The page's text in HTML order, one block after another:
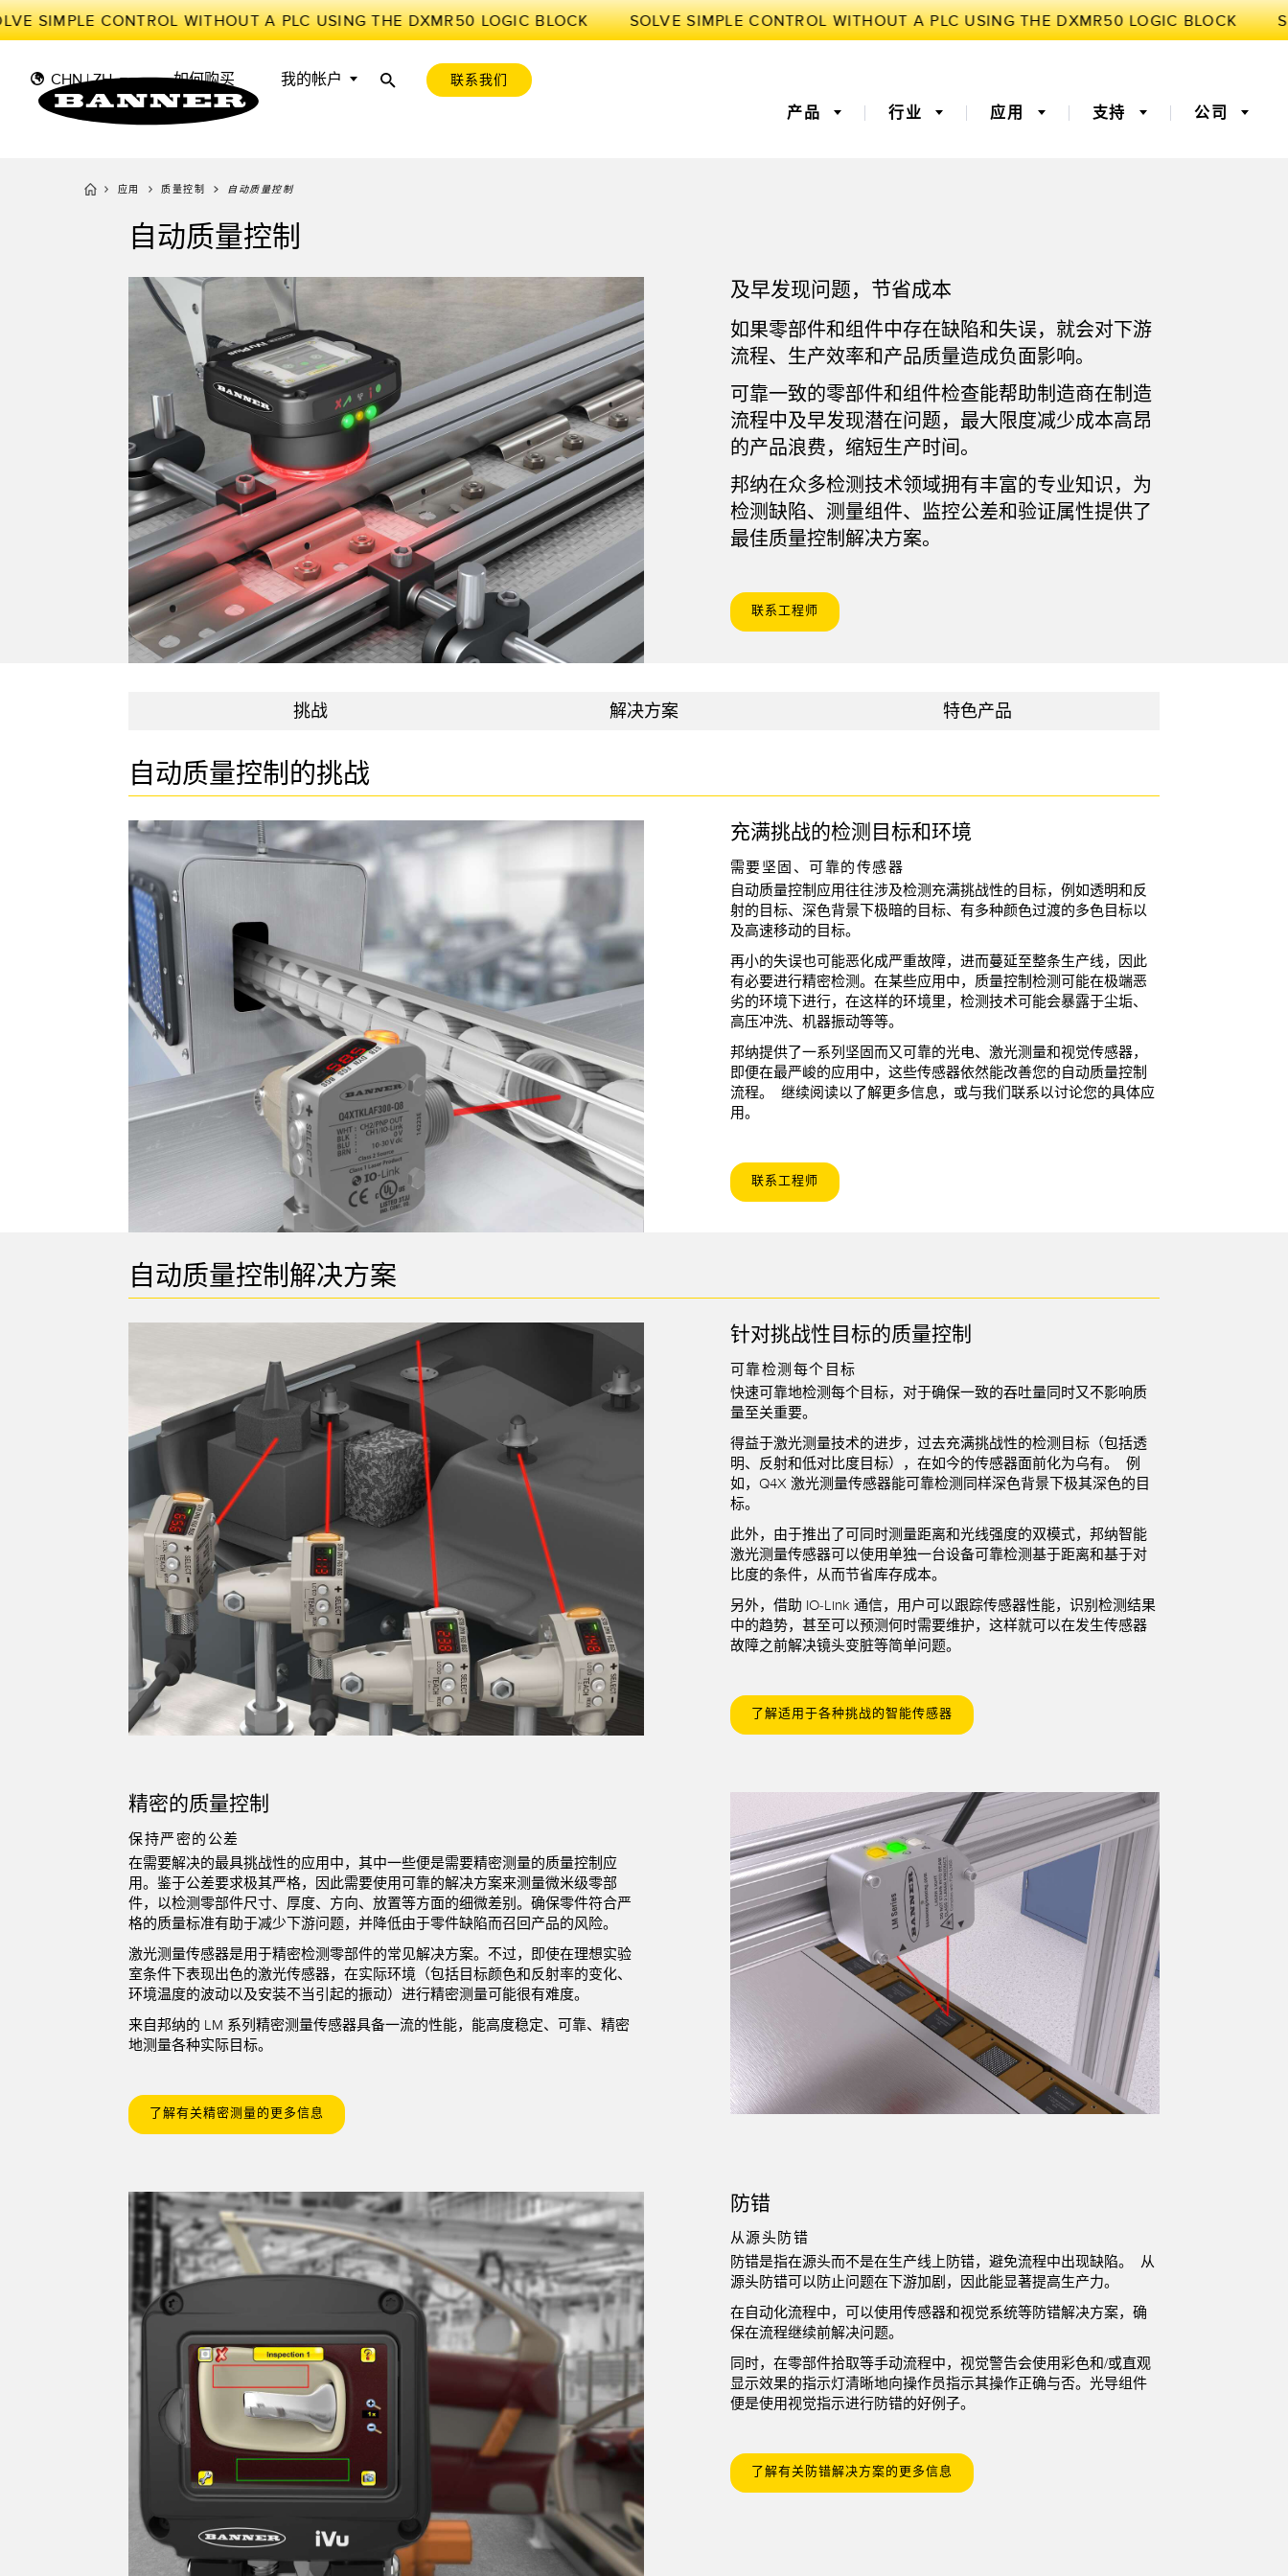
SIMPLE CONTROL WITHOUT A PLC USING THE DXMR50 LOGIC BLOCK
CHN | ZH 如何购买 我的帐户 联系我们
产品
测量解决方案
照明和指示
机器安全
BARCODE & VISION
远程 I/O
CONNECTIVITY
增量式旋转编码器
绝对值旋转编码器
超声波传感器 光纤放大器
色标、颜色和荧光传感器 拾取指示灯传感器
温度传感器
检测阵列和宽光束传感器
状态监测传感器
附件
附件
线缆
转换器
传感器GUI软件
邦纳测量传感器软件
技术
带 IO-Link 的传感器
行业 应用
智能传感器
追踪和跟踪
工业照明
状态指示
测量与检测
质量控制
车辆检测
预测性维护
雷达应用
物料、服务或托盘取件呼
状况监测：预测性维护和预
防性维护
设备综合效率 (OEE)
预测性维护与状态监控 预测性维护与状态监控
相关链接
冲洗
IO-Link
支持 公司
应用 质量控制 自动质量控制
自动质量控制
及早发现问题，节省成本
如果零部件和组件中存在缺陷和失误，就会对下游
流程、生产效率和产品质量造成负面影响。
可靠一致的零部件和组件检查能帮助制造商在制造
流程中及早发现潜在问题，最大限度减少成本高昂
的产品浪费，缩短生产时间。
邦纳在众多检测技术领域拥有丰富的专业知识，为
检测缺陷、测量组件、监控公差和验证属性提供了
最佳质量控制解决方案。
联系工程师
挑战 解决方案 特色产品
自动质量控制的挑战
充满挑战的检测目标和环境
需要坚固、可靠的传感器
自动质量控制应用往往涉及检测充满挑战性的目标，例如透明和反
射的目标、深色背景下极暗的目标、有多种颜色过渡的多色目标以
及高速移动的目标。
再小的失误也可能恶化成严重故障，进而蔓延至整条生产线，因此
有必要进行精密检测。在某些应用中，质量控制检测可能在极端恶
劣的环境下进行，在这样的环境里，检测技术可能会暴露于尘垢、
高压冲洗、机器振动等等。
邦纳提供了一系列坚固而又可靠的光电、激光测量和视觉传感器，
即便在最严峻的应用中，这些传感器依然能改善您的自动质量控制
流程。 继续阅读以了解更多信息，或与我们联系以讨论您的具体应
用。
联系工程师
自动质量控制解决方案
针对挑战性目标的质量控制
可靠检测每个目标
快速可靠地检测每个目标，对于确保一致的吞吐量同时又不影响质
量至关重要。
得益于激光测量技术的进步，过去充满挑战性的检测目标（包括透
明、反射和低对比度目标），在如今的传感器面前化为乌有。 例
如， Q4X 激光测量传感器能可靠检测同样深色背景下极其深色的目
标。
此外，由于推出了可同时测量距离和光线强度的双模式，邦纳智能
激光测量传感器可以使用单独一台设备可靠检测基于距离和基于对
比度的条件，从而节省库存成本。
另外，借助 IO-Link 通信，用户可以跟踪传感器性能，识别检测结果
中的趋势，甚至可以预测何时需要维护，这样就可以在发生传感器
故障之前解决镜头变脏等简单问题。
了解适用于各种挑战的智能传感器
精密的质量控制
保持严密的公差
在需要解决的最具挑战性的应用中，其中一些便是需要精密测量的质量控制应
用。鉴于公差要求极其严格，因此需要使用可靠的解决方案来测量微米级零部
件，以检测零部件尺寸、厚度、方向、放置等方面的细微差别。确保零件符合严
格的质量标准有助于减少下游问题，并降低由于零件缺陷而召回产品的风险。
激光测量传感器是用于精密检测零部件的常见解决方案。不过，即使在理想实验
室条件下表现出色的激光传感器，在实际环境（包括目标颜色和反射率的变化、
环境温度的波动以及安装不当引起的振动）进行精密测量可能很有难度。
来自邦纳的 LM 系列精密测量传感器具备一流的性能，能高度稳定、可靠、精密
地测量各种实际目标。
了解有关精密测量的更多信息
防错
从源头防错
防错是指在源头而不是在生产线上防错，避免流程中出现缺陷。 从
源头防错可以防止问题在下游加剧，因此能显著提高生产力。
在自动化流程中，可以使用传感器和视觉系统等防错解决方案，确
保在流程继续前解决问题。
同时，在零部件拾取等手动流程中，视觉警告会使用彩色和/或直观
显示效果的指示灯清晰地向操作员指示其操作正确与否。光导组件
便是使用视觉指示进行防错的好例子。
了解有关防错解决方案的更多信息